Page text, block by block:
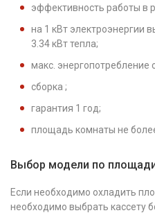
эффективность работы в
на 1 кВт электроэнергии
3.34 кВт тепла;
макс. энергопотребление
сборка ;
гарантия 1 год;
площадь комнаты не
Выбор модели по
Если необходимо охладить
необходимо выбрать кассету